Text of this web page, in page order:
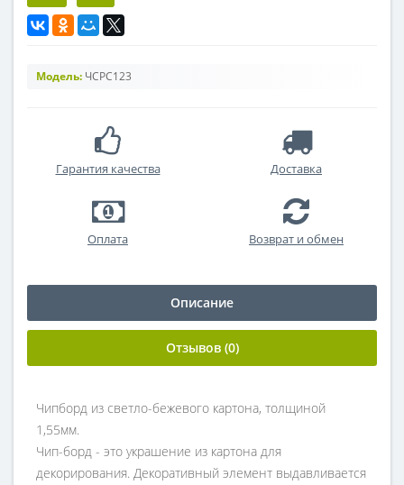
Модель: ЧСРС123
Гарантия качества Доставка
Оплата Возврат и обмен
Описание
Отзывов (0)
Чипборд из светло-бежевого картона, толщиной
1,55мм.
Чип-борд - это украшение из картона для
декорирования. Декоративный элемент выдавливается